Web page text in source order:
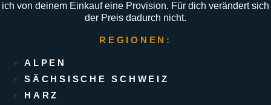
ich von deinem Einkauf eine Provision. Für dich verändert sich
der Preis dadurch nicht.
REGIONEN:
ALPEN
SÄCHSISCHE SCHWEIZ
HARZ